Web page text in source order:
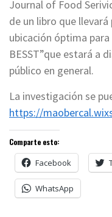
Journal of Food
de un libro que
ubicación óptima
BESST”que estará a
público en general.
La investigación se
https://
Comparte esto:
Facebook
WhatsApp